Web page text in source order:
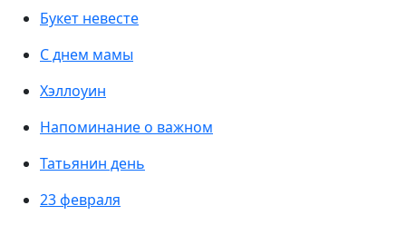
Букет невесте
С днем мамы
Хэллоуин
Напоминание о важном
Татьянин день
23 февраля